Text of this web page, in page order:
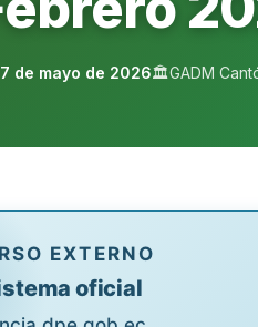
de mayo de 2026🏛️GADM
EXTERNO
oficial